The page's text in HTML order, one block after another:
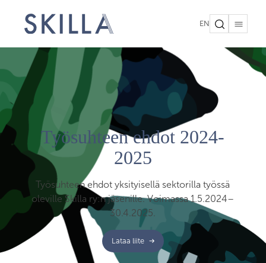
EN
Työsuhteen ehdot 2024-
2025
Työsuhteen ehdot yksityisellä sektorilla työssä
oleville Skilla ry:n jäsenille. Voimassa 1.5.2024–
30.4.2025.
Lataa liite